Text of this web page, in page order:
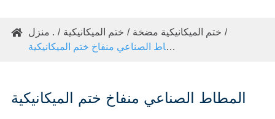
 منزل . ختم الميكانيكية
ختم الميكانيكية مضخة
المطاط الصناعي منفاخ ختم الميكانيكية
المطاط الصناعي منفاخ ختم الميكانيكية